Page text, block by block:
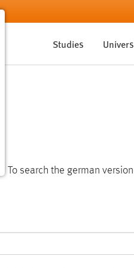
Studies
To search the german